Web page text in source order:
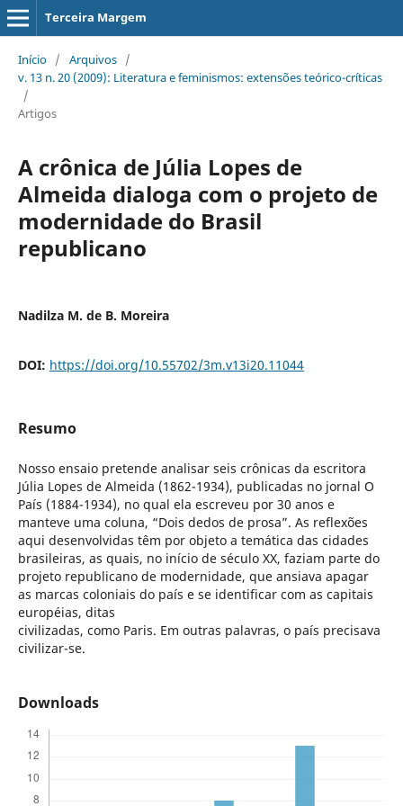
Terceira Margem
Início / Arquivos /
v. 13 n. 20 (2009): Literatura e feminismos: extensões teórico-críticas
/
Artigos
A crônica de Júlia Lopes de
Almeida dialoga com o projeto de
modernidade do Brasil
republicano
Nadilza M. de B. Moreira
DOI: https://doi.org/10.55702/3m.v13i20.11044
Resumo
Nosso ensaio pretende analisar seis crônicas da escritora
Júlia Lopes de Almeida (1862-1934), publicadas no jornal O
País (1884-1934), no qual ela escreveu por 30 anos e
manteve uma coluna, “Dois dedos de prosa”. As reflexões
aqui desenvolvidas têm por objeto a temática das cidades
brasileiras, as quais, no início de século XX, faziam parte do
projeto republicano de modernidade, que ansiava apagar
as marcas coloniais do país e se identificar com as capitais
européias, ditas
civilizadas, como Paris. Em outras palavras, o país precisava
civilizar-se.
Downloads